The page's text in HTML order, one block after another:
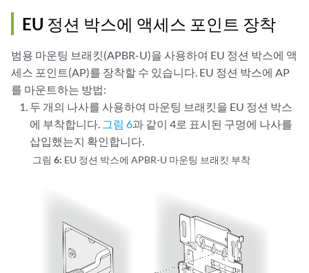
EU 정션 박스에 액세스 포인트 장착
범용 마운팅 브래킷(APBR-U)을 사용하여 EU 정션 박스에 액
세스 포인트(AP)를 장착할 수 있습니다. EU 정션 박스에 AP
를 마운트하는 방법:
두 개의 나사를 사용하여 마운팅 브래킷을 EU 정션 박스
에 부착합니다. 그림 6과 같이 4로 표시된 구멍에 나사를
삽입했는지 확인합니다.
그림 6: EU 정션 박스에 APBR-U 마운팅 브래킷 부착